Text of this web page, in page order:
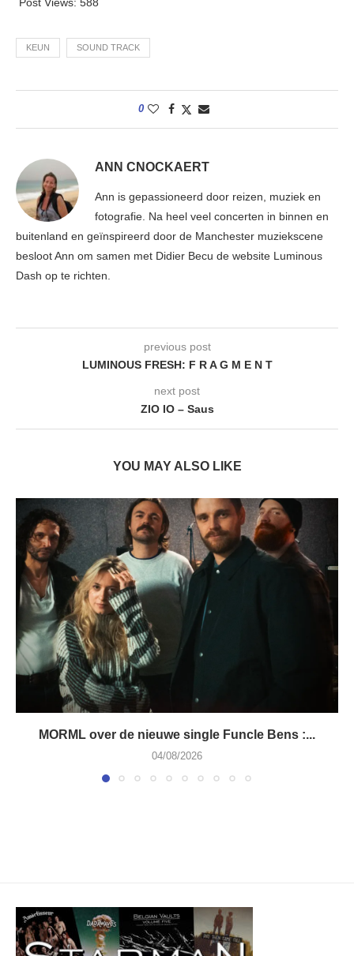
Post Views: 588
KEUN SOUND TRACK
0
ANN CNOCKAERT
Ann is gepassioneerd door reizen, muziek en
fotografie. Na heel veel concerten in binnen en
buitenland en geïnspireerd door de Manchester muziekscene
besloot Ann om samen met Didier Becu de website Luminous
Dash op te richten.
previous post
LUMINOUS FRESH: F R A G M E N T
next post
ZIO IO – Saus
YOU MAY ALSO LIKE
MORML over de nieuwe single Funcle Bens :...
04/08/2026